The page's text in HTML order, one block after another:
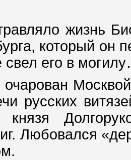
жизнь
который он
свел его в
русских
князя
Любовался